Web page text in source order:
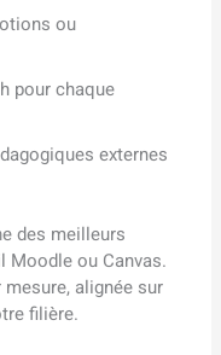
ou
pour chaque
externes
des meilleurs
Moodle ou Canvas.
alignée sur
filière.